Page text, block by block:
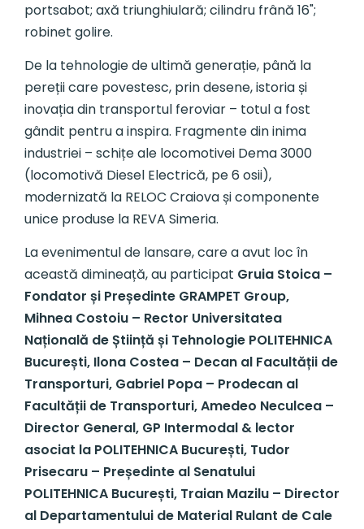
portsabot; axă triunghiulară; cilindru frână 16";
robinet golire.
De la tehnologie de ultimă generație, până la
pereții care povestesc, prin desene, istoria și
inovația din transportul feroviar – totul a fost
gândit pentru a inspira. Fragmente din inima
industriei – schițe ale locomotivei Dema 3000
(locomotivă Diesel Electrică, pe 6 osii),
modernizată la RELOC Craiova și componente
unice produse la REVA Simeria.
La evenimentul de lansare, care a avut loc în
această dimineață, au participat Gruia Stoica –
Fondator și Președinte GRAMPET Group,
Mihnea Costoiu – Rector Universitatea
Națională de Știință și Tehnologie POLITEHNICA
București, Ilona Costea – Decan al Facultății de
Transporturi, Gabriel Popa – Prodecan al
Facultății de Transporturi, Amedeo Neculcea –
Director General, GP Intermodal & lector
asociat la POLITEHNICA București, Tudor
Prisecaru – Președinte al Senatului
POLITEHNICA București, Traian Mazilu – Director
al Departamentului de Material Rulant de Cale